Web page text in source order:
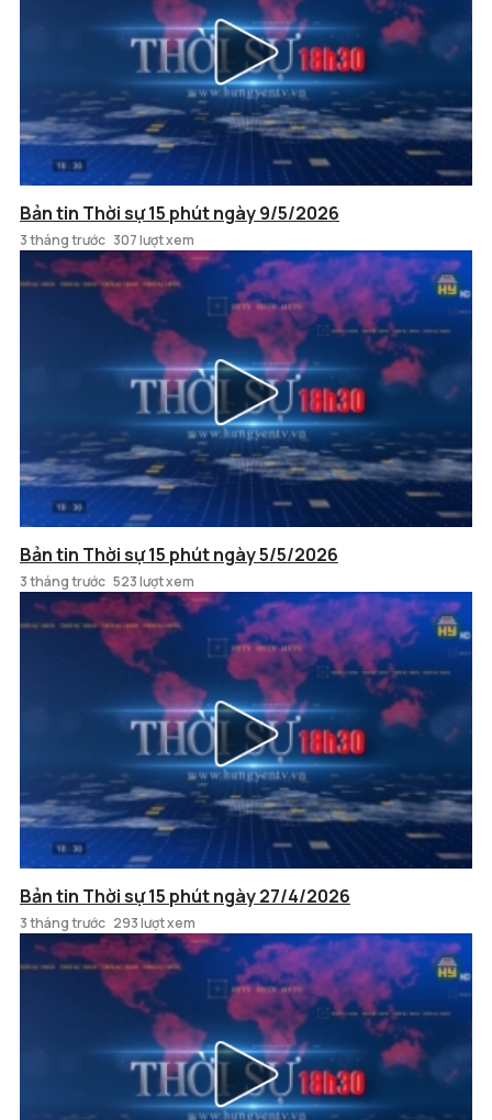
Bản tin Thời sự 15 phút ngày 9/5/2026
3 tháng trước 307 lượt xem
Bản tin Thời sự 15 phút ngày 5/5/2026
3 tháng trước 523 lượt xem
Bản tin Thời sự 15 phút ngày 27/4/2026
3 tháng trước 293 lượt xem